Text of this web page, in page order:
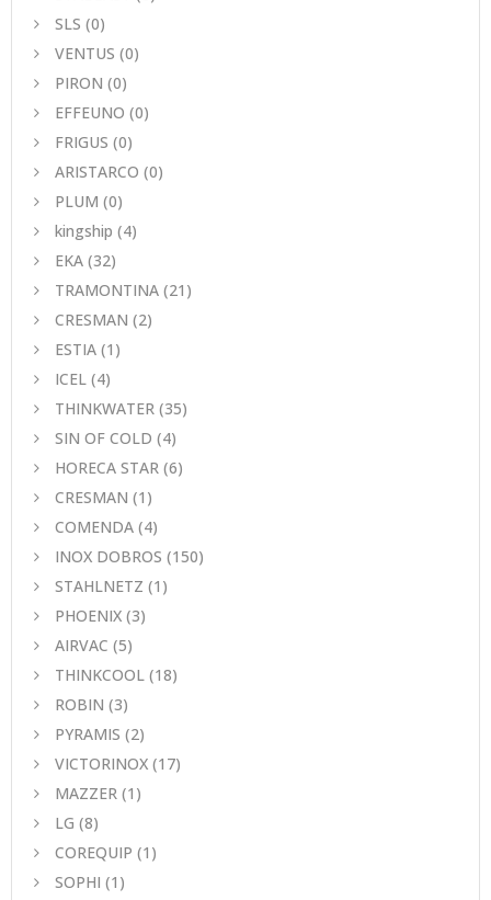
SLS (0)
VENTUS (0)
PIRON (0)
EFFEUNO (0)
FRIGUS (0)
ARISTARCO (0)
PLUM (0)
kingship (4)
EKA (32)
TRAMONTINA (21)
CRESMAN (2)
ESTIA (1)
ICEL (4)
THINKWATER (35)
SIN OF COLD (4)
HORECA STAR (6)
CRESMAN (1)
COMENDA (4)
INOX DOBROS (150)
STAHLNETZ (1)
PHOENIX (3)
AIRVAC (5)
THINKCOOL (18)
ROBIN (3)
PYRAMIS (2)
VICTORINOX (17)
MAZZER (1)
LG (8)
COREQUIP (1)
SOPHI (1)